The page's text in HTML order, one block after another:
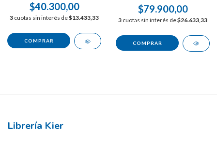
$40.300,00
3 cuotas sin interés de$13.433,33
$79.900,00
3 cuotas sin interés de$26.633,33
Librería Kier